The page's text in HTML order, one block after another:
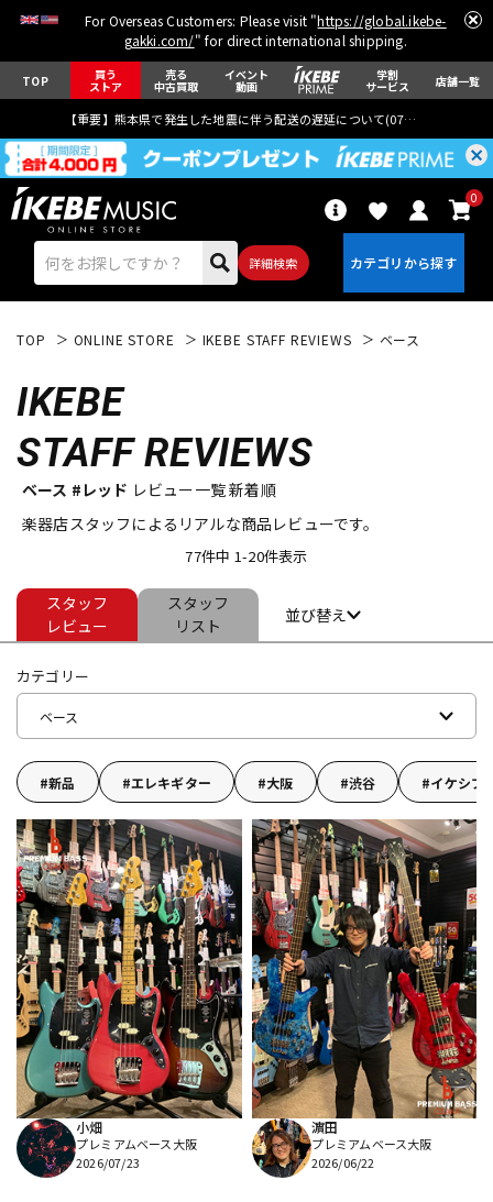
For Overseas Customers: Please visit "https://global.ikebe-
gakki.com/" for direct international shipping.
TOP 買う
ストア
売る
中古買取
イベント
動画
学割
サービス 店舗一覧
【重要】熊本県で発生した地震に伴う配送の遅延について(07月29日
詳細検索
0
エレキギター
ベース ウクレレ
ドラム パーカッション
管楽器 その他楽器
アンプ エフェクター
DJ機器 DTM
DTM オンライン納品 レコーディング機器
配信/ライブ機器 楽器アクセサリ
中古 ヴィンテージ
TOP ONLINE STORE IKEBE STAFF REVIEWS ベース
IKEBE
STAFF REVIEWS
ベース #レッド レビュー一覧 新着順
楽器店スタッフによるリアルな商品レビューです。
77件中 1-20件表示
スタッフ
レビュー
スタッフ
リスト
並び替え
カテゴリー
ベース
新品 エレキギター 大阪 渋谷 イケシブ
小畑
プレミアムベース大阪
2026/07/23
濵田
プレミアムベース大阪
2026/06/22